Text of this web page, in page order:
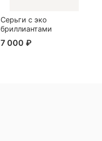
Серьги с эко
бриллиантами
7 000 ₽